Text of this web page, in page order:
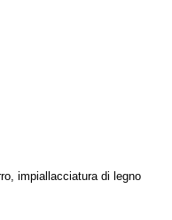
impiallacciatura di legno